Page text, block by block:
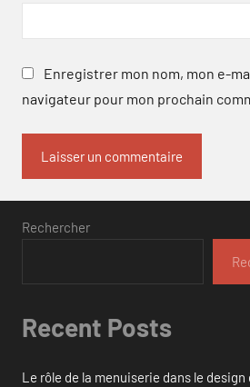
Enregistrer mon nom, mon e-
navigateur pour mon prochain
Rechercher
Recent Posts
Le rôle de la menuiserie dans le design